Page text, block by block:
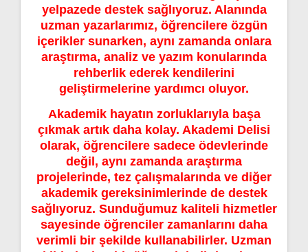
yelpazede destek sağlıyoruz. Alanında
uzman yazarlarımız, öğrencilere özgün
içerikler sunarken, aynı zamanda onlara
araştırma, analiz ve yazım konularında
rehberlik ederek kendilerini
geliştirmelerine yardımcı oluyor.
Akademik hayatın zorluklarıyla başa
çıkmak artık daha kolay. Akademi Delisi
olarak, öğrencilere sadece ödevlerinde
değil, aynı zamanda araştırma
projelerinde, tez çalışmalarında ve diğer
akademik gereksinimlerinde de destek
sağlıyoruz. Sunduğumuz kaliteli hizmetler
sayesinde öğrenciler zamanlarını daha
verimli bir şekilde kullanabilirler. Uzman